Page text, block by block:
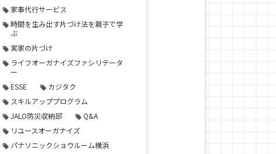
家事代行サービス
時間を生み出す片づけ法を親子で学
ぶ
実家の片づけ
ライフオーガナイズファシリテータ
ー
ESSE
カジタク
スキルアッププログラム
JALO防災収納部
Q&A
リユースオーガナイズ
パナソニックショウルーム横浜